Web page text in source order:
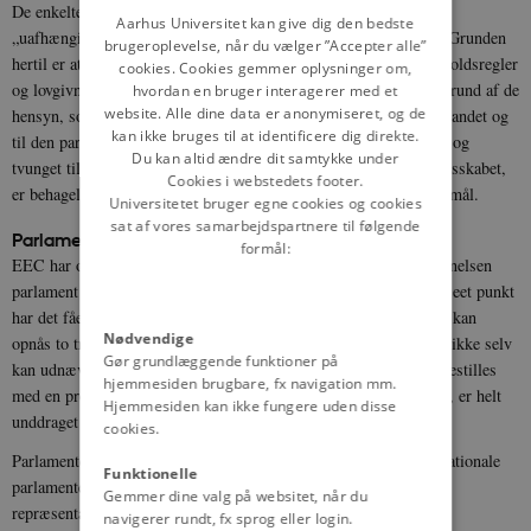
De enkelte kommissionsmedlemmers og hele kommissionens
„uafhængige" stilling og ikke ansvarlighed understreges stærkt. Grunden
hertil er at man på denne måde får et organ, som kan foreslå forholdsregler
og lovgivning, som en enkelt regering ikke vil kunne foreslå på grund af de
hensyn, som en national regering måtte tage til opinionen i hjemlandet og
til den parlamentariske situation. At forklare, at man er nodsaget og
tvunget til at tilslutte sig en forholdsregel af hensyn til hele fællesskabet,
er behageligere for en regering end selv at behøve at stille spørgsmål.
Parlamentet
EEC har også et „parlament", også kaldet „forsamlingen". Betegnelsen
parlament er misvisende, idet organet kun er rådgivende. Kun på eet punkt
har det fået tildelt magt: det kan afsætte kommissionen, hvis der kan
opnås to tredjedeles majoritet for et sådant forslag. Eftersom det ikke selv
kan udnævne en ny kommission, kan værdien heraf nærmest sidestilles
med en protestakt. Rådet, som jo er det formelt lovgivende organ, er helt
unddraget parlamentets indflydelse og kontrol.
Parlamentet består af 142 repræsentanter for medlemslandenes nationale
parlamenter. Vesttyskland, Frankrig og Italien sender hver 36
repræsentanter, Holland og Belgien hver 14 og Luxembourg 6.
DANISH
Aarhus Universitet kan give dig den bedste
brugeroplevelse, når du vælger ”Accepter alle”
cookies. Cookies gemmer oplysninger om,
hvordan en bruger interagerer med et
website. Alle dine data er anonymiseret, og de
kan ikke bruges til at identificere dig direkte.
Du kan altid ændre dit samtykke under
Cookies i webstedets footer.
Universitetet bruger egne cookies og cookies
sat af vores samarbejdspartnere til følgende
formål:
Nødvendige
Gør grundlæggende funktioner på
hjemmesiden brugbare, fx navigation mm.
Hjemmesiden kan ikke fungere uden disse
cookies.
Funktionelle
Gemmer dine valg på websitet, når du
navigerer rundt, fx sprog eller login.